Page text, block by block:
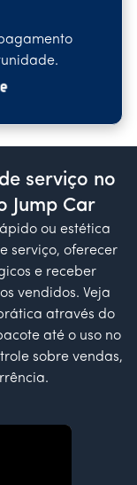
serviço no
Jump Car
ou estética
serviço, oferecer
e receber
vendidos. Veja
através do
até o uso no
sobre vendas,